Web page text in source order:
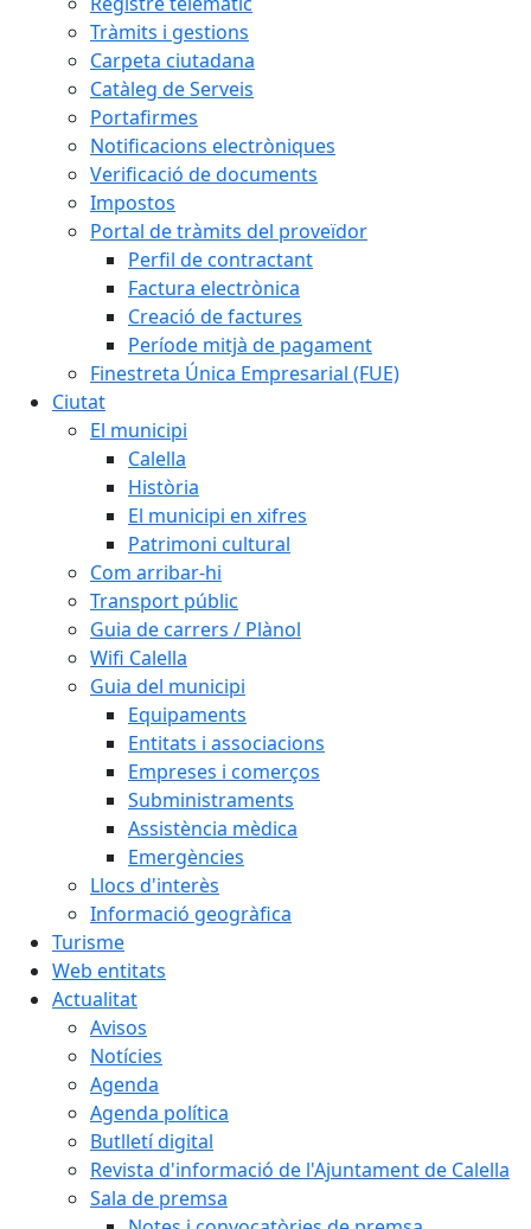
Tràmits i gestions
Carpeta ciutadana
Catàleg de Serveis
Portafirmes
Notificacions electròniques
Verificació de documents
Impostos
Portal de tràmits del proveïdor
Perfil de contractant
Factura electrònica
Creació de factures
Període mitjà de pagament
Finestreta Única Empresarial (FUE)
Ciutat
El municipi
Calella
Història
El municipi en xifres
Patrimoni cultural
Com arribar-hi
Transport públic
Guia de carrers / Plànol
Wifi Calella
Guia del municipi
Equipaments
Entitats i associacions
Empreses i comerços
Subministraments
Assistència mèdica
Emergències
Llocs d'interès
Informació geogràfica
Turisme
Web entitats
Actualitat
Avisos
Notícies
Agenda
Agenda política
Butlletí digital
Revista d'informació de l'Ajuntament de Calella
Sala de premsa